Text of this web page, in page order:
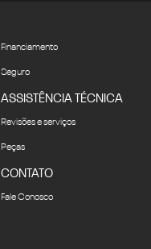
Financiamento
Seguro
ASSISTÊNCIA TÉCNICA
Revisões e serviços
Peças
CONTATO
Fale Conosco